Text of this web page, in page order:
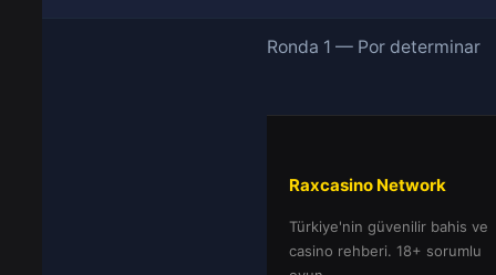
Ronda 1 — Por determinar
Raxcasino Network
Türkiye'nin güvenilir bahis ve
casino rehberi. 18+ sorumlu